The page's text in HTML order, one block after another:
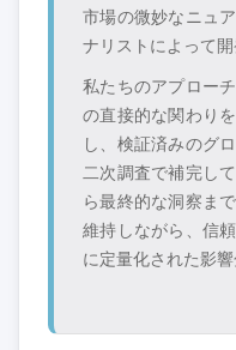
市場の微妙なニュ
ナリストによって開
私たちのアプロー
の直接的な関わり
し、検証済みのグ
二次調査で補完し
ら最終的な洞察ま
維持しながら、信
に定量化された影